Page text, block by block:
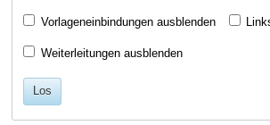
Vorlageneinbindungen ausblenden
Weiterleitungen ausblenden
Los